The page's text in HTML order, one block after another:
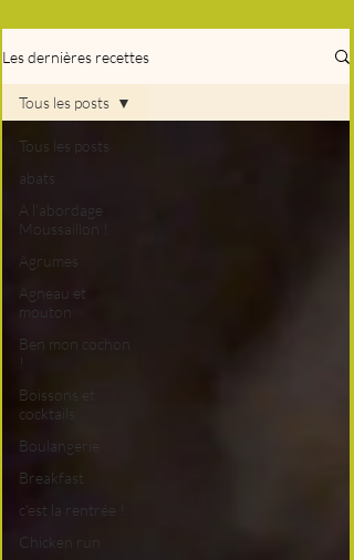
Les dernières recettes
Tous les posts
abats
A l'abordage
Moussaillon !
Agrumes
Agneau et
mouton
Ben mon cochon
Boissons et
cocktails
Boulangerie
Breakfast
c'est la rentrée !
Chicken run
Tous les posts